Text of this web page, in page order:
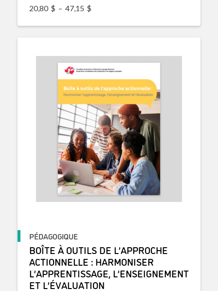
20,80 $ – 47,15 $
PÉDAGOGIQUE
BOÎTE À OUTILS DE L’APPROCHE
ACTIONNELLE : HARMONISER
L’APPRENTISSAGE, L’ENSEIGNEMENT
ET L’ÉVALUATION